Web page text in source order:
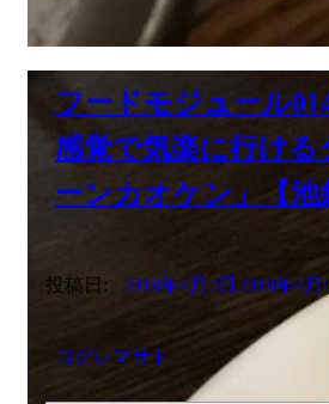
フードモジュール
感覚で気楽に行ける
ーンカオケン」【池
投稿日: 2018年4月2日 2018年4月
コグレマサト